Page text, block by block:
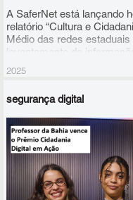
A SaferNet está lançando
relatório “Cultura e
Médio das redes estaduais
levantamento de
Informação (LAI) e
2025
segurança digital